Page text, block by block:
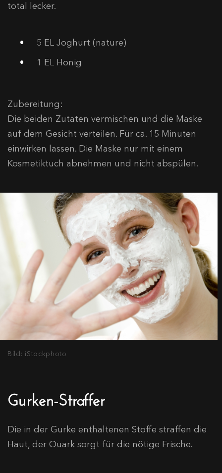
total lecker.
5 EL Joghurt (nature)
1 EL Honig
Zubereitung:
Die beiden Zutaten vermischen und die Maske
auf dem Gesicht verteilen. Für ca. 15 Minuten
einwirken lassen. Die Maske nur mit einem
Kosmetiktuch abnehmen und nicht abspülen.
Bild: iStockphoto
Gurken-Straffer
Die in der Gurke enthaltenen Stoffe straffen die
Haut, der Quark sorgt für die nötige Frische.